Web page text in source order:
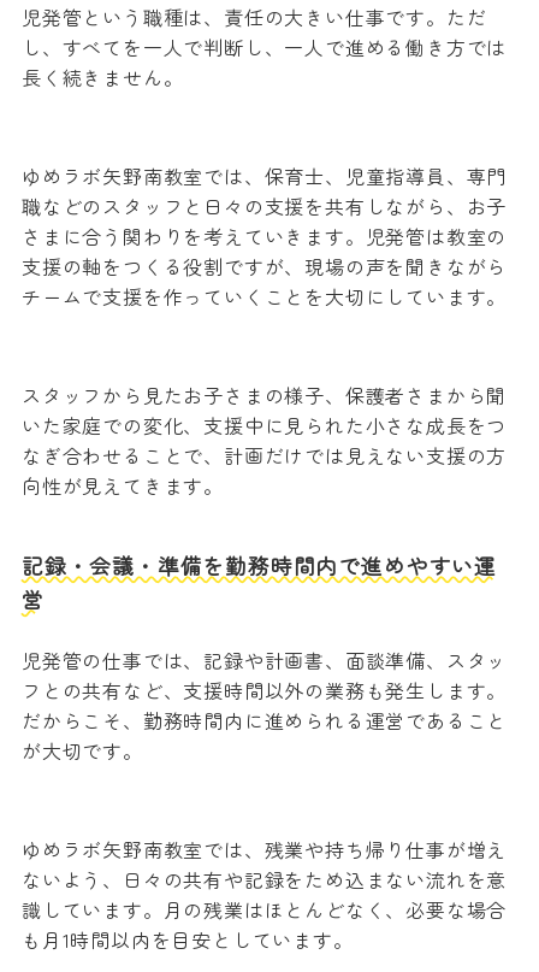
児発管という職種は、責任の大きい仕事です。ただ
し、すべてを一人で判断し、一人で進める働き方では
長く続きません。
ゆめラボ矢野南教室では、保育士、児童指導員、専門
職などのスタッフと日々の支援を共有しながら、お子
さまに合う関わりを考えていきます。児発管は教室の
支援の軸をつくる役割ですが、現場の声を聞きながら
チームで支援を作っていくことを大切にしています。
スタッフから見たお子さまの様子、保護者さまから聞
いた家庭での変化、支援中に見られた小さな成長をつ
なぎ合わせることで、計画だけでは見えない支援の方
向性が見えてきます。
記録・会議・準備を勤務時間内で進めやすい運
営
児発管の仕事では、記録や計画書、面談準備、スタッ
フとの共有など、支援時間以外の業務も発生します。
だからこそ、勤務時間内に進められる運営であること
が大切です。
ゆめラボ矢野南教室では、残業や持ち帰り仕事が増え
ないよう、日々の共有や記録をため込まない流れを意
識しています。月の残業はほとんどなく、必要な場合
も月1時間以内を目安としています。